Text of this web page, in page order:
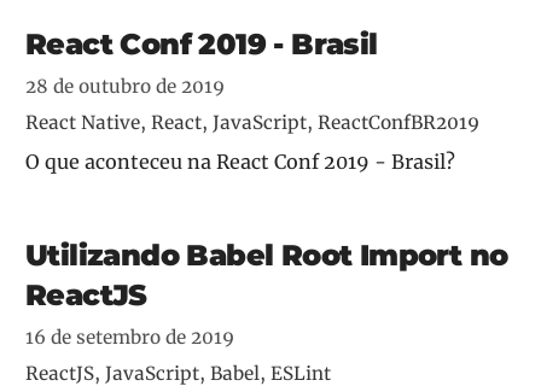
React Conf 2019 - Brasil
28 de outubro de 2019
React Native, React, JavaScript, ReactConfBR2019
O que aconteceu na React Conf 2019 - Brasil?
Utilizando Babel Root Import no
ReactJS
16 de setembro de 2019
ReactJS, JavaScript, Babel, ESLint